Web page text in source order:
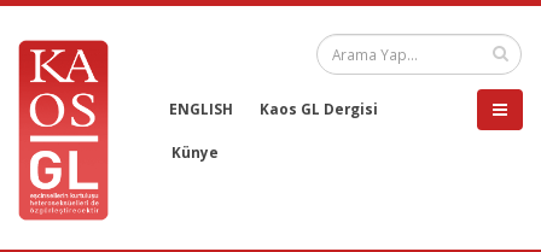
ENGLISH Kaos GL Dergisi
Künye